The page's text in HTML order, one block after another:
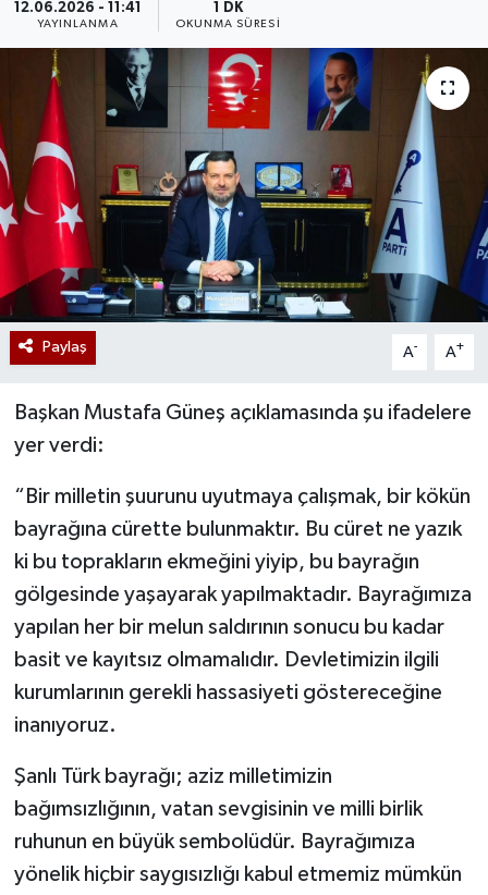
12.06.2026 - 11:41
YAYINLANMA
1 DK
OKUNMA SÜRESI
Paylaş A- A+
Başkan Mustafa Güneş açıklamasında şu ifadelere
yer verdi:
“Bir milletin şuurunu uyutmaya çalışmak, bir kökün
bayrağına cürette bulunmaktır. Bu cüret ne yazık
ki bu toprakların ekmeğini yiyip, bu bayrağın
gölgesinde yaşayarak yapılmaktadır. Bayrağımıza
yapılan her bir melun saldırının sonucu bu kadar
basit ve kayıtsız olmamalıdır. Devletimizin ilgili
kurumlarının gerekli hassasiyeti göstereceğine
inanıyoruz.
Şanlı Türk bayrağı; aziz milletimizin
bağımsızlığının, vatan sevgisinin ve milli birlik
ruhunun en büyük sembolüdür. Bayrağımıza
yönelik hiçbir saygısızlığı kabul etmemiz mümkün